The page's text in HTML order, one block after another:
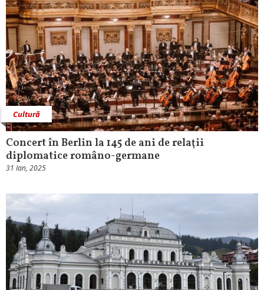
Cultură
Concert în Berlin la 145 de ani de relaţii
diplomatice româno-germa­ne
31 Ian, 2025